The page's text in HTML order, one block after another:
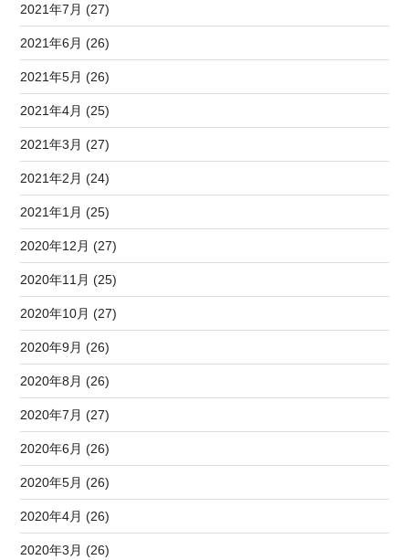
2021年7月 (27)
2021年6月 (26)
2021年5月 (26)
2021年4月 (25)
2021年3月 (27)
2021年2月 (24)
2021年1月 (25)
2020年12月 (27)
2020年11月 (25)
2020年10月 (27)
2020年9月 (26)
2020年8月 (26)
2020年7月 (27)
2020年6月 (26)
2020年5月 (26)
2020年4月 (26)
2020年3月 (26)